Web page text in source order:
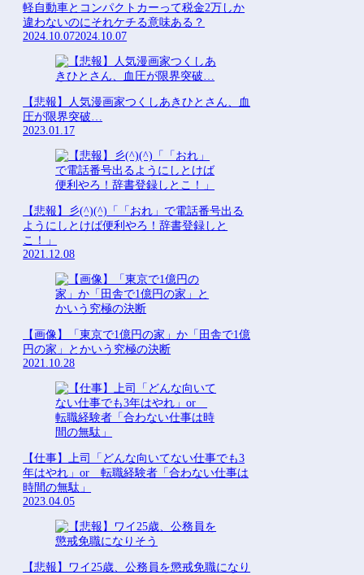
軽自動車とコンパクトカーって税金2万しか
違わないのにそれケチる意味ある？
2024.10.072024.10.07
【悲報】人気漫画家つくしあきひとさん、血
圧が限界突破…
2023.01.17
【悲報】彡(^)(^)「「おれ」で電話番号出る
ようにしとけば便利やろ！辞書登録しと
こ！」
2021.12.08
【画像】「東京で1億円の家」か「田舎で1億
円の家」とかいう究極の決断
2021.10.28
【仕事】上司「どんな向いてない仕事でも3
年はやれ」or 転職経験者「合わない仕事は
時間の無駄」
2023.04.05
【悲報】ワイ25歳、公務員を懲戒免職になり